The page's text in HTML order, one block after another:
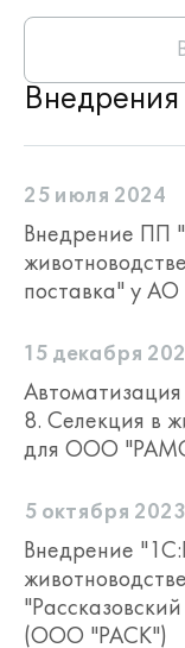
анализ
оценка
отчетов:
"Книга
св)",
приплода
(6-св)".
Внедрения
25 июля 2024
Внедрение ПП
поставка" у
15 декабря
8. Селекция в
для ООО
5 октября 2023
Внедрение
(ООО "РАСК")